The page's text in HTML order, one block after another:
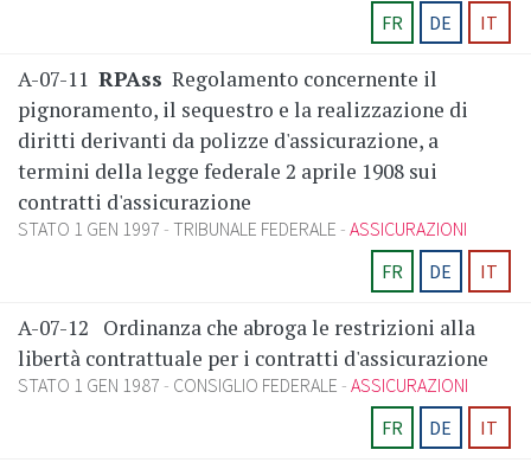
FR
DE IT
A-07-11 RPAss Regolamento concernente il
pignoramento, il sequestro e la realizzazione di
diritti derivanti da polizze d'assicurazione, a
termini della legge federale 2 aprile 1908 sui
contratti d'assicurazione
STATO 1 GEN 1997 TRIBUNALE FEDERALE ASSICURAZIONI
FR
DE IT
A-07-12
Ordinanza che abroga le restrizioni alla
libertà contrattuale per i contratti d'assicurazione
STATO 1 GEN 1987 CONSIGLIO FEDERALE ASSICURAZIONI
FR
DE IT